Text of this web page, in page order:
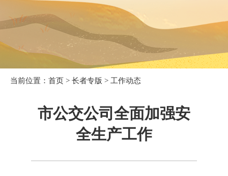
当前位置： 首页 > 长者专版 > 工作动态
市公交公司全面加强安
全生产工作